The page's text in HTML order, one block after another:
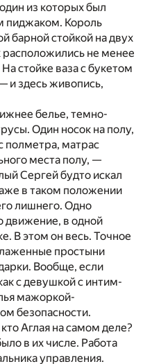
из которых был
пиджаком. Король
барной стойкой на двух
не менее
стойке ваза с букетом
и здесь живопись,
белье, темно-
Один носок на полу,
полметра, матрас
места полу, —
Сергей будто искал
в таком положении
лишнего. Одно
движение, в одной
В этом он весь. Точное
простыни
Вообще, если
с девушкой с интим-
мажоркой-
безопасности.
Аглая на самом деле?
в их числе. Работа
управления.